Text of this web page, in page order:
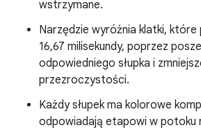
wstrzymane.
Narzędzie wyróżnia klatki,
16,67 milisekundy, poprzez
odpowiedniego słupka i
przezroczystości.
Każdy słupek ma kolorowe
odpowiadają etapowi w potoku